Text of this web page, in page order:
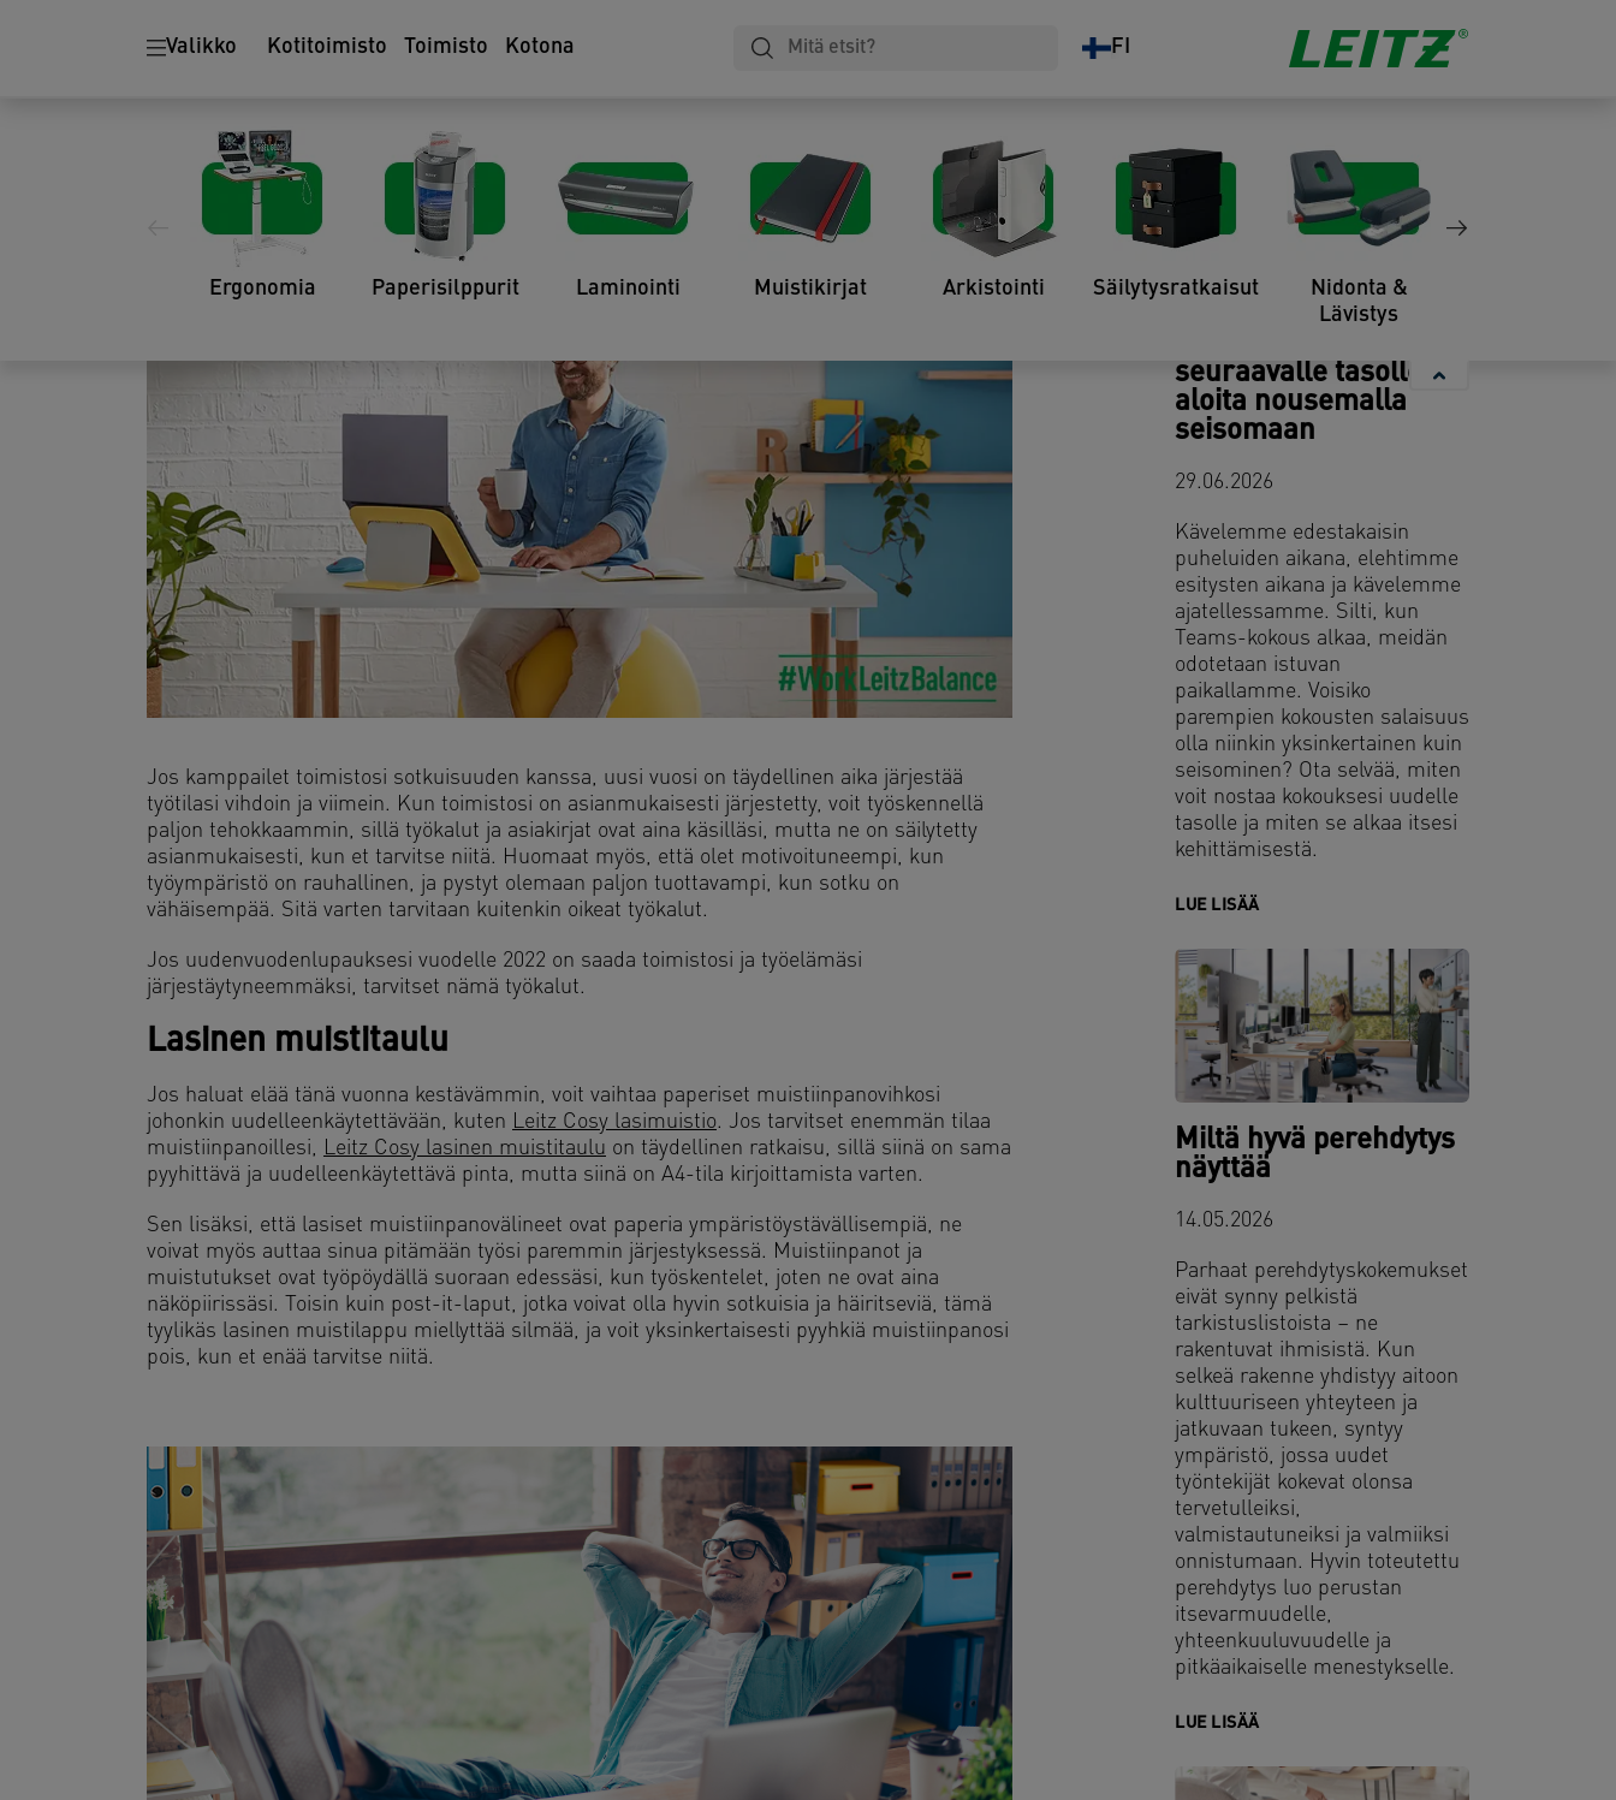
Valikko Kotitoimisto Toimisto Kotona FI
Ergonomia Paperisilppurit Laminointi Muistikirjat Arkistointi Säilytysratkaisut
Nidonta &
Lävistys
tarvitset vuonna 2022
20.01.2022
Jos kamppailet toimistosi sotkuisuuden kanssa, uusi vuosi on täydellinen aika järjestää
työtilasi vihdoin ja viimein. Kun toimistosi on asianmukaisesti järjestetty, voit työskennellä
paljon tehokkaammin, sillä työkalut ja asiakirjat ovat aina käsilläsi, mutta ne on säilytetty
asianmukaisesti, kun et tarvitse niitä. Huomaat myös, että olet motivoituneempi, kun
työympäristö on rauhallinen, ja pystyt olemaan paljon tuottavampi, kun sotku on
vähäisempää. Sitä varten tarvitaan kuitenkin oikeat työkalut.
Jos uudenvuodenlupauksesi vuodelle 2022 on saada toimistosi ja työelämäsi
järjestäytyneemmäksi, tarvitset nämä työkalut.
Lasinen muistitaulu
Jos haluat elää tänä vuonna kestävämmin, voit vaihtaa paperiset muistiinpanovihkosi
johonkin uudelleenkäytettävään, kuten Leitz Cosy lasimuistio. Jos tarvitset enemmän tilaa
muistiinpanoillesi, Leitz Cosy lasinen muistitaulu on täydellinen ratkaisu, sillä siinä on sama
pyyhittävä ja uudelleenkäytettävä pinta, mutta siinä on A4-tila kirjoittamista varten.
Sen lisäksi, että lasiset muistiinpanovälineet ovat paperia ympäristöystävällisempiä, ne
voivat myös auttaa sinua pitämään työsi paremmin järjestyksessä. Muistiinpanot ja
muistutukset ovat työpöydällä suoraan edessäsi, kun työskentelet, joten ne ovat aina
näköpiirissäsi. Toisin kuin post-it-laput, jotka voivat olla hyvin sotkuisia ja häiritseviä, tämä
tyylikäs lasinen muistilappu miellyttää silmää, ja voit yksinkertaisesti pyyhkiä muistiinpanosi
pois, kun et enää tarvitse niitä.
seuraavalle tasolle –
aloita nousemalla
seisomaan
29.06.2026
Kävelemme edestakaisin
puheluiden aikana, elehtimme
esitysten aikana ja kävelemme
ajatellessamme. Silti, kun
Teams-kokous alkaa, meidän
odotetaan istuvan
paikallamme. Voisiko
parempien kokousten salaisuus
olla niinkin yksinkertainen kuin
seisominen? Ota selvää, miten
voit nostaa kokouksesi uudelle
tasolle ja miten se alkaa itsesi
kehittämisestä.
LUE LISÄÄ
Miltä hyvä perehdytys
näyttää
14.05.2026
Parhaat perehdytyskokemukset
eivät synny pelkistä
tarkistuslistoista – ne
rakentuvat ihmisistä. Kun
selkeä rakenne yhdistyy aitoon
kulttuuriseen yhteyteen ja
jatkuvaan tukeen, syntyy
ympäristö, jossa uudet
työntekijät kokevat olonsa
tervetulleiksi,
valmistautuneiksi ja valmiiksi
onnistumaan. Hyvin toteutettu
perehdytys luo perustan
itsevarmuudelle,
yhteenkuuluvuudelle ja
pitkäaikaiselle menestykselle.
LUE LISÄÄ